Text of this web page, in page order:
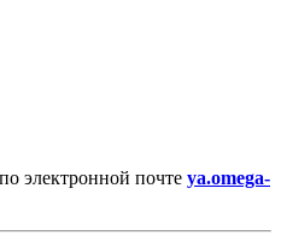
электронной почте ya.omega-